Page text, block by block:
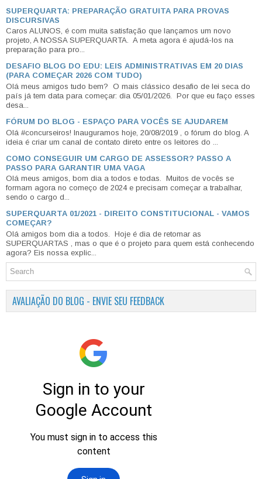
SUPERQUARTA: PREPARAÇÃO GRATUITA PARA PROVAS
DISCURSIVAS
Caros ALUNOS, é com muita satisfação que lançamos um novo
projeto, A NOSSA SUPERQUARTA. A meta agora é ajudá-los na
preparação para pro...
DESAFIO BLOG DO EDU: LEIS ADMINISTRATIVAS EM 20 DIAS
(PARA COMEÇAR 2026 COM TUDO)
Olá meus amigos tudo bem? O mais clássico desafio de lei seca do
país já tem data para começar: dia 05/01/2026. Por que eu faço esses
desa...
FÓRUM DO BLOG - ESPAÇO PARA VOCÊS SE AJUDAREM
Olá #concurseiros! Inauguramos hoje, 20/08/2019 , o fórum do blog. A
ideia é criar um canal de contato direto entre os leitores do ...
COMO CONSEGUIR UM CARGO DE ASSESSOR? PASSO A
PASSO PARA GARANTIR UMA VAGA
Olá meus amigos, bom dia a todos e todas. Muitos de vocês se
formam agora no começo de 2024 e precisam começar a trabalhar,
sendo o cargo d...
SUPERQUARTA 01/2021 - DIREITO CONSTITUCIONAL - VAMOS
COMEÇAR?
Olá amigos bom dia a todos. Hoje é dia de retomar as
SUPERQUARTAS , mas o que é o projeto para quem está conhecendo
agora? Eis nossa explic...
AVALIAÇÃO DO BLOG - ENVIE SEU FEEDBACK